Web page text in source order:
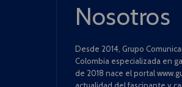
Nosotros
Desde 2014, Grupo
Colombia especializada en
de 2018 nace el portal
actualidad del fascinante y